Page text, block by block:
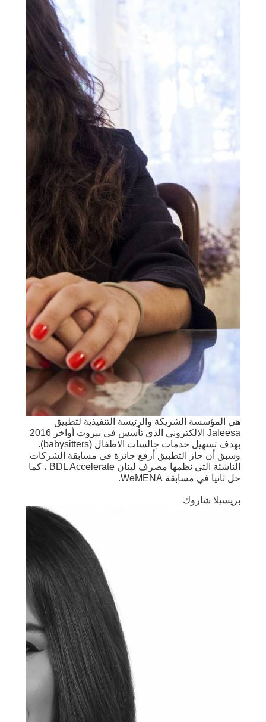
هي المؤسسة الشريكة والرئيسة التنفيذية لتطبيق
Jaleesa الالكتروني الذي تأسس في بيروت أواخر 2016
بهدف تسهيل خدمات جالسات الاطفال (babysitters).
وسبق أن حاز التطبيق أرفع جائزة في مسابقة الشركات
الناشئة التي نظمها مصرف لبنان BDL Accelerate ، كما
حل ثانيا في مسابقة WeMENA.
بريسيلا شاروك